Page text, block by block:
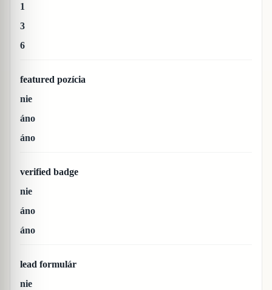
1
3
6
featured pozícia
nie
áno
áno
verified badge
nie
áno
áno
lead formulár
nie